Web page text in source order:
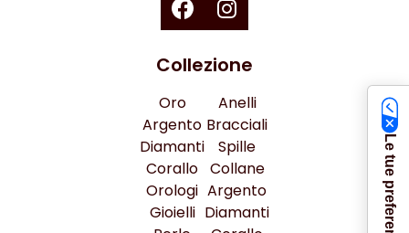
Collezione
Oro
Argento
Diamanti
Corallo
Orologi
Gioielli
Anelli
Bracciali
Spille
Collane
Argento
Diamanti